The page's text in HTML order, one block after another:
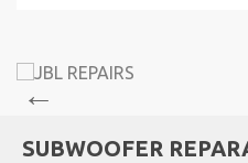
SUBWOOFER